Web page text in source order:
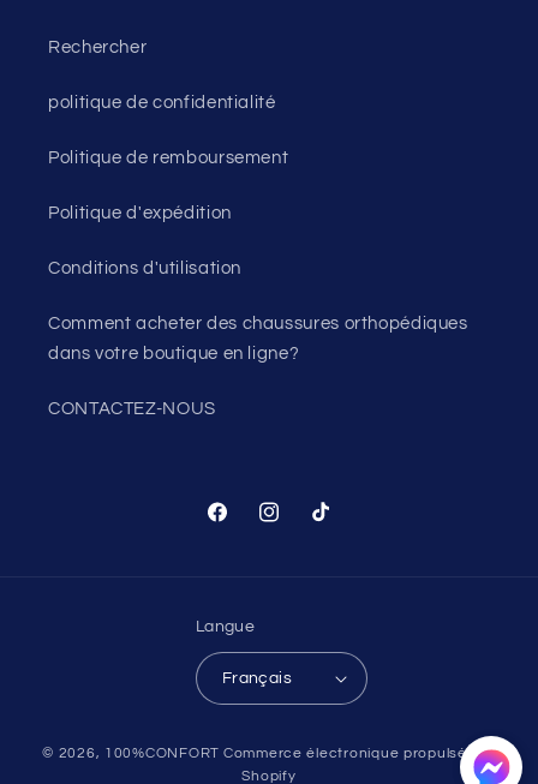
Rechercher
politique de confidentialité
Politique de remboursement
Politique d'expédition
Conditions d'utilisation
Comment acheter des chaussures orthopédiques
dans votre boutique en ligne?
CONTACTEZ-NOUS
FacebookInstagram
TikTok
Langue
Français
de
© 2026, 100%CONFORT
Commerce électronique propulsé par
Shopify